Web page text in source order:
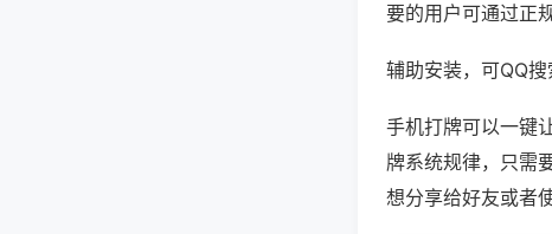
要的用户可通过正
辅助安装，可QQ
手机打牌可以一键
牌系统规律，只需
想分享给好友或者